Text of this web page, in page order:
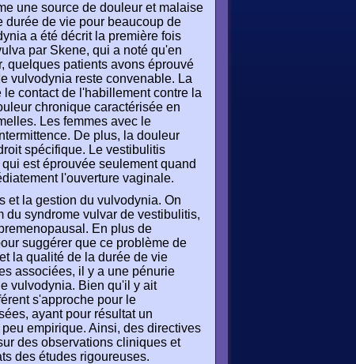
une source de douleur et malaise
de vie pour beaucoup de
a été décrit la première fois
par Skene, qui a noté qu'en
quelques patients avons éprouvé
vulvodynia reste convenable. La
contact de l'habillement contre la
chronique caractérisée en
Les femmes avec le
De plus, la douleur
spécifique. Le vestibulitis
est éprouvée seulement quand
l'ouverture vaginale.
et la gestion du vulvodynia. On
syndrome vulvar de vestibulitis,
En plus de
suggérer que ce problème de
la qualité de la durée de vie
associées, il y a une pénurie
vulvodynia. Bien qu'il y ait
s'approche pour le
ayant pour résultat un
empirique. Ainsi, des directives
des observations cliniques et
des études rigoureuses.